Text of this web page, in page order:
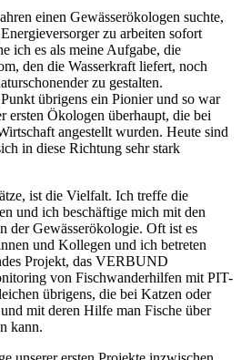
einen Gewässerökologen suchte,
zu arbeiten sofort
ich es als meine Aufgabe, die
den die Wasserkraft liefert, noch
zu gestalten.
übrigens ein Pionier und so war
ersten Ökologen überhaupt, die bei
angestellt wurden. Heute sind
in diese Richtung sehr stark
ist die Vielfalt. Ich treffe die
und ich beschäftige mich mit den
der Gewässerökologie. Oft ist es
und Kollegen und ich betreten
Projekt, das VERBUND
von Fischwanderhilfen mit PIT-
übrigens, die bei Katzen oder
mit deren Hilfe man Fische über
kann.